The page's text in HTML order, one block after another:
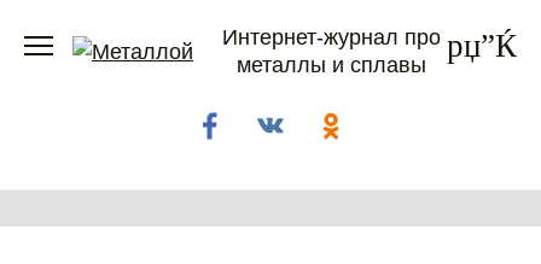
Интернет-журнал про
металлы и сплавы